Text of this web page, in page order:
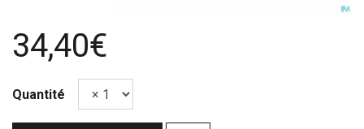
34,40€
Quantité